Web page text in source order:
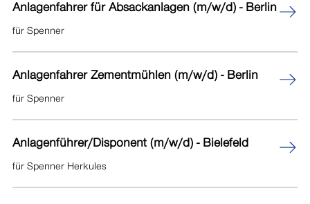
Gevelsberg
Kaufungen
Köln
Anlagenfahrer für Absackanlagen (m/w/d) - Berlin
für Spenner
Anlagenfahrer Zementmühlen (m/w/d) - Berlin
für Spenner
Anlagenführer/Disponent (m/w/d) - Bielefeld
für Spenner Herkules